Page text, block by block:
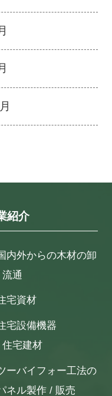
紹介
内外からの木材の卸
流通
宅資材
宅設備機器
住宅建材
ーバイフォー工法の
ネル製作 / 販売